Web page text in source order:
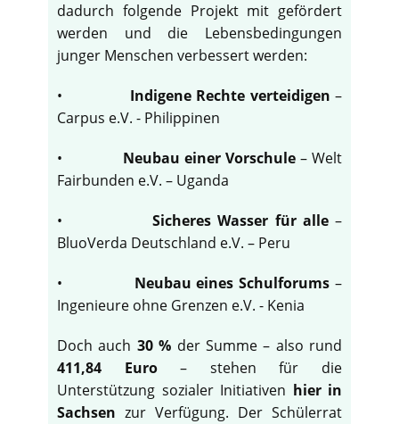
dadurch folgende Projekt mit gefördert
werden und die Lebensbedingungen
junger Menschen verbessert werden:
• Indigene Rechte verteidigen –
Carpus e.V. - Philippinen
• Neubau einer Vorschule – Welt
Fairbunden e.V. – Uganda
•Sicheres Wasser für alle–
BluoVerda Deutschland e.V. – Peru
• Neubau eines Schulforums –
Ingenieure ohne Grenzen e.V. - Kenia
Doch auch 30 % der Summe – also rund
411,84 Euro– stehen für die
Unterstützung sozialer Initiativen hier in
Sachsen zur Verfügung. Der Schülerrat